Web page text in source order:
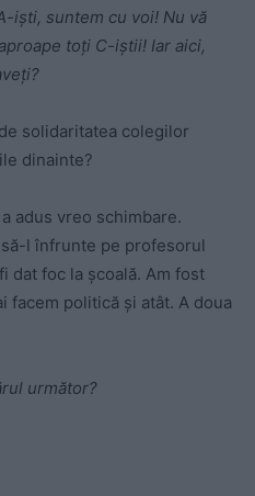
işti, suntem cu voi! Nu vă
toţi C-iştii! Iar aici,
solidaritatea colegilor
dinainte?
adus vreo schimbare.
l înfrunte pe profesorul
dat foc la şcoală. Am fost
facem politică şi atât. A doua
următor?